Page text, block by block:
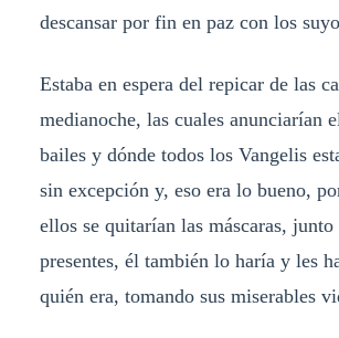
descansar por fin en paz con los
Estaba en espera del repicar de las
medianoche, las cuales anunciarían
bailes y dónde todos los Vangelis
sin excepción y, eso era lo bueno,
ellos se quitarían las máscaras, junto
presentes, él también lo haría y les
quién era, tomando sus miserables